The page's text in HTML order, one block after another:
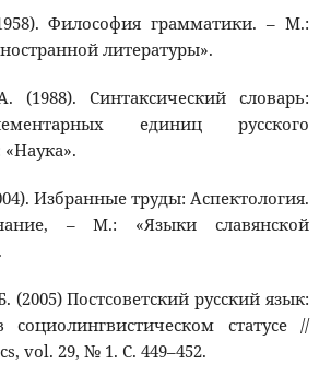
Философия грамматики. – М.:
литературы».
(1988). Синтаксический словарь:
единиц русского
Избранные труды: Аспектология.
– М.: «Языки славянской
(2005) Постсоветский русский язык:
статусе //
vol. 29, № 1. С. 449–452.